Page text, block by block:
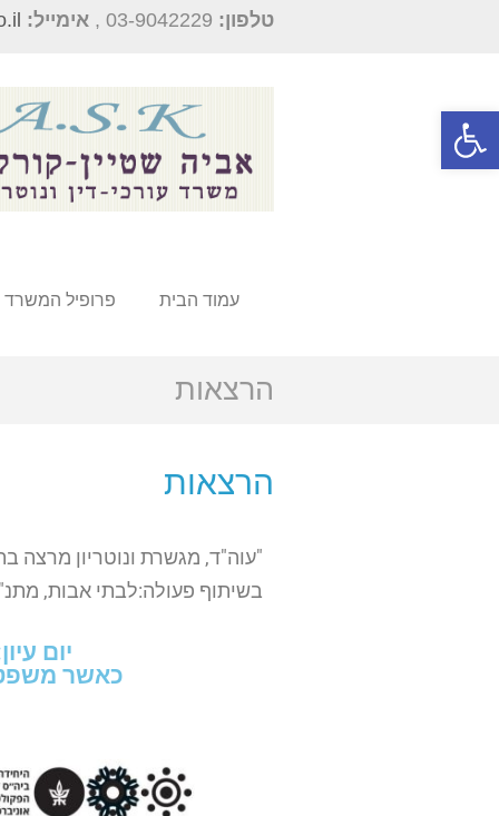
פתח סרגל נגישות
טלפון: אימייל:
עמוד הבית פרופיל המשרד
הרצאות
הרצאות
"עוה"ד, מגשרת ונוטריון מרצה
בשיתוף פעולה:לבתי אבות,
יום
כאשר משפט